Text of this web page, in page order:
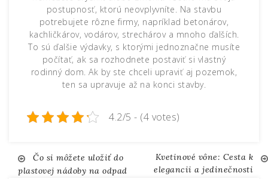
postupnosť, ktorú neovplyvníte. Na stavbu
potrebujete rôzne firmy, napríklad betonárov,
kachličkárov, vodárov, strechárov a mnoho ďalších.
To sú ďalšie výdavky, s ktorými jednoznačne musíte
počítať, ak sa rozhodnete postaviť si vlastný
rodinný dom. Ak by ste chceli upraviť aj pozemok,
ten sa upravuje až na konci stavby.
4.2/5 - (4 votes)
Navigace
Čo si môžete uložiť do
plastovej nádoby na odpad
Kvetinové vône: Cesta k
elegancii a jedinečnosti